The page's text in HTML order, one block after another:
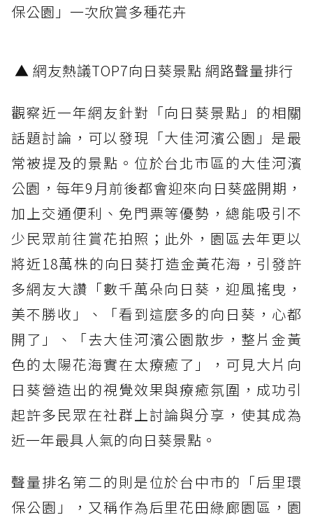
保公園」一次欣賞多種花卉
▲ 網友熱議TOP7向日葵景點 網路聲量排行
觀察近一年網友針對「向日葵景點」的相關
話題討論，可以發現「大佳河濱公園」是最
常被提及的景點。位於台北市區的大佳河濱
公園，每年9月前後都會迎來向日葵盛開期，
加上交通便利、免門票等優勢，總能吸引不
少民眾前往賞花拍照；此外，園區去年更以
將近18萬株的向日葵打造金黃花海，引發許
多網友大讚「數千萬朵向日葵，迎風搖曳，
美不勝收」、「看到這麼多的向日葵，心都
開了」、「去大佳河濱公園散步，整片金黃
色的太陽花海實在太療癒了」，可見大片向
日葵營造出的視覺效果與療癒氛圍，成功引
起許多民眾在社群上討論與分享，使其成為
近一年最具人氣的向日葵景點。
聲量排名第二的則是位於台中市的「后里環
保公園」，又稱作為后里花田綠廊園區，園